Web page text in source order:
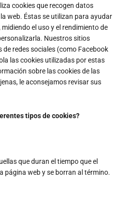
cookies que recogen datos
web. Éstas se utilizan para ayudar
el uso y el rendimiento de
Nuestros sitios
redes sociales (como Facebook
las cookies utilizadas por estas
sobre las cookies de las
le aconsejamos revisar sus
tipos de cookies?
que duran el tiempo que el
página web y se borran al término.